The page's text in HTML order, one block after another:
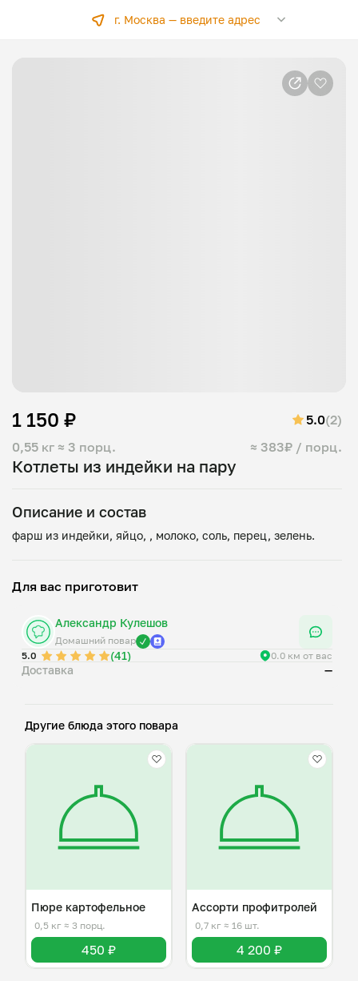
г. Москва —введите адрес
Котлеты из индейки на пару
0,55 кг ≈ 3 порц. ≈ 383₽ / порц.
1 150 ₽ 5.0(2)
Описание и состав
Для вас приготовит
Александр Кулешов
Домашний повар
5.0
(41) 0.0 км от вас
Доставка —
Другие блюда этого повара
Пюре картофельное
0,5 кг ≈ 3 порц.
450 ₽
Ассорти профитролей
0,7 кг ≈ 16 шт.
4 200 ₽